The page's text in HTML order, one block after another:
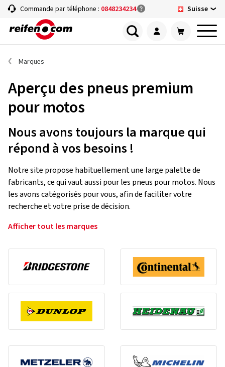
Commande par téléphone : 0848234234 Suisse
Marques
Aperçu des pneus premium
pour motos
Nous avons toujours la marque qui
répond à vos besoins !
Notre site propose habituellement une large palette de
fabricants, ce qui vaut aussi pour les pneus pour motos. Nous
les avons catégorisés pour vous, afin de faciliter votre
recherche et votre prise de décision.
Afficher tout les marques